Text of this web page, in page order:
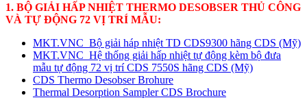
1. BỘ GIẢI HẤP NHIỆT THERMO DESOBSER THỦ CÔNG
VÀ TỰ ĐỘNG 72 VỊ TRÍ MẪU:
MKT.VNC_Bộ giải háp nhiệt TD CDS9300 hãng CDS (Mỹ)
MKT.VNC_Hệ thống giải hấp nhiệt tự động kèm bộ đưa
mẫu tự động 72 vị trí CDS 7550S hãng CDS (Mỹ)
CDS Thermo Desobser Brohure
Thermal Desorption Sampler CDS Brochure